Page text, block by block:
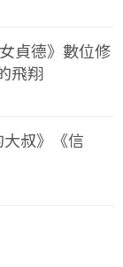
貞德》數位修
飛翔
叔》《信